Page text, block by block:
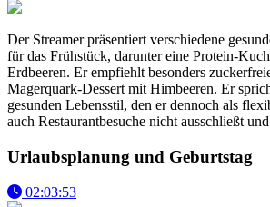
Der Streamer präsentiert verschiedene
für das Frühstück, darunter eine Protein-
Erdbeeren. Er empfiehlt besonders
Magerquark-Dessert mit Himbeeren. Er
gesunden Lebensstil, den er dennoch als
auch Restaurantbesuche nicht ausschließt
Urlaubsplanung und Geburtstag
02:03:53